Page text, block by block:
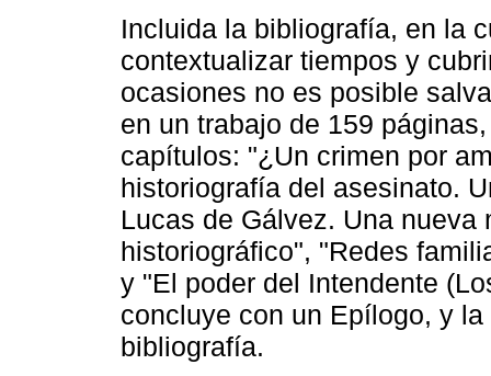
Incluida la bibliografía, en la
contextualizar tiempos y
ocasiones no es posible
en un trabajo de 159
capítulos: "¿Un crimen por
historiografía del asesinato.
Lucas de Gálvez. Una
historiográfico", "Redes
y "El poder del Intendente
concluye con un Epílogo, y
bibliografía.